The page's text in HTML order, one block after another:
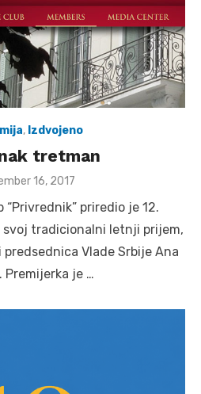
, Izdvojeno
tretman
16, 2017
“Privrednik” priredio je 12.
svoj tradicionalni letnji prijem,
Vlade Srbije Ana
Premijerka je …